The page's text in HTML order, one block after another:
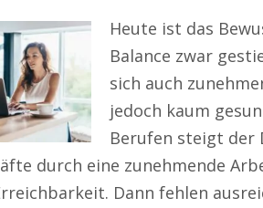
Heute ist das
Balance zwar
sich auch
jedoch kaum
Berufen steigt der
durch eine zunehmende
Dann fehlen